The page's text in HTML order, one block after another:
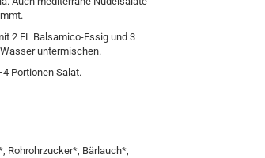
2 EL Balsamico-Essig und 3
untermischen.
Portionen Salat.
Rohrohrzucker*, Bärlauch*,